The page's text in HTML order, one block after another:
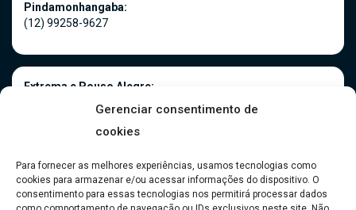
Gerenciar consentimento de
cookies
Para fornecer as melhores experiências, usamos tecnologias como
cookies para armazenar e/ou acessar informações do dispositivo. O
consentimento para essas tecnologias nos permitirá processar dados
Pindamonhangaba:
(12) 99258-9627
Extrema e Pouso Alegre:
(35) 3181-0966
Caraguatatuba:
(12) 99118-9970